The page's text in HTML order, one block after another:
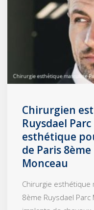
Chirurgien
Ruysdael
esthétique
de Paris
Monceau
Chirurgie esthétique
8ème Ruysdael